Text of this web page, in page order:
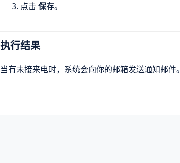
点击 保存。
执行结果
当有未接来电时，系统会向你的邮箱发送通知邮件。